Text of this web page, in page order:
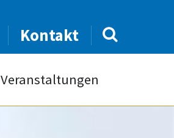
Kontakt
Veranstaltungen